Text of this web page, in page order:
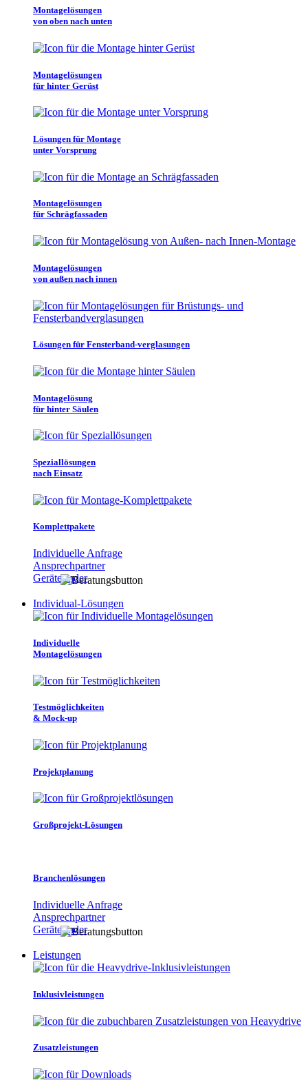
Montagelösungen
von oben nach unten
Montagelösungen
für hinter Gerüst
Lösungen für Montage
unter Vorsprung
Montagelösungen
für Schrägfassaden
Montagelösungen
von außen nach innen
Lösungen für Fensterband-verglasungen
Montagelösung
für hinter Säulen
Speziallösungen
nach Einsatz
Komplettpakete
Individuelle Anfrage
Ansprechpartner
Gerätefinder
Individual-Lösungen
Individuelle
Montagelösungen
Testmöglichkeiten
& Mock-up
Projektplanung
Großprojekt-Lösungen
Branchenlösungen
Individuelle Anfrage
Ansprechpartner
Gerätefinder
Leistungen
Inklusivleistungen
Zusatzleistungen